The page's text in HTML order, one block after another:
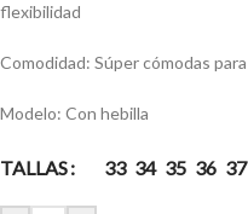
flexibilidad
Comodidad: Súper cómodas
Modelo: Con hebilla
TALLAS 33 34 35 36 37